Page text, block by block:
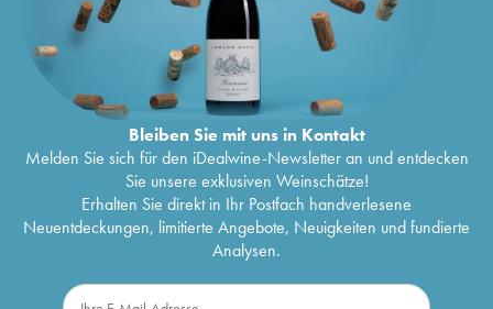
Bleiben Sie mit uns in Kontakt
Melden Sie sich für den iDealwine-Newsletter an und entdecken
Sie unsere exklusiven Weinschätze!
Erhalten Sie direkt in Ihr Postfach handverlesene
Neuentdeckungen, limitierte Angebote, Neuigkeiten und fundierte
Analysen.